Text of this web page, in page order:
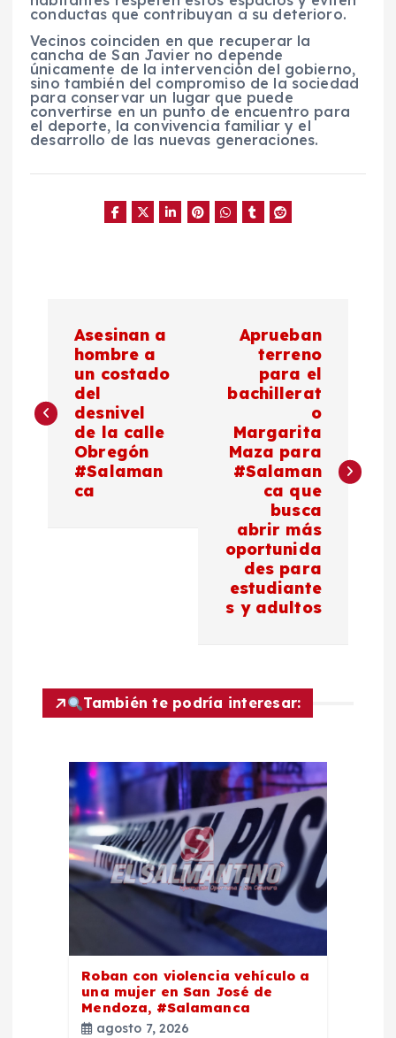
conductas que contribuyan a su deterioro.
Vecinos coinciden en que recuperar la
cancha de San Javier no depende
únicamente de la intervención del gobierno,
sino también del compromiso de la sociedad
para conservar un lugar que puede
convertirse en un punto de encuentro para
el deporte, la convivencia familiar y el
desarrollo de las nuevas generaciones.
v
n
Asesinan a
hombre a
un costado
del
desnivel
de la calle
Obregón
#Salaman
ca
Aprueban
terreno
para el
bachillerat
o
Margarita
Maza para
#Salaman
ca que
busca
abrir más
oportunida
des para
estudiante
s y adultos
También te podría interesar:
Roban con violencia vehículo a
una mujer en San José de
Mendoza, #Salamanca
agosto 7, 2026